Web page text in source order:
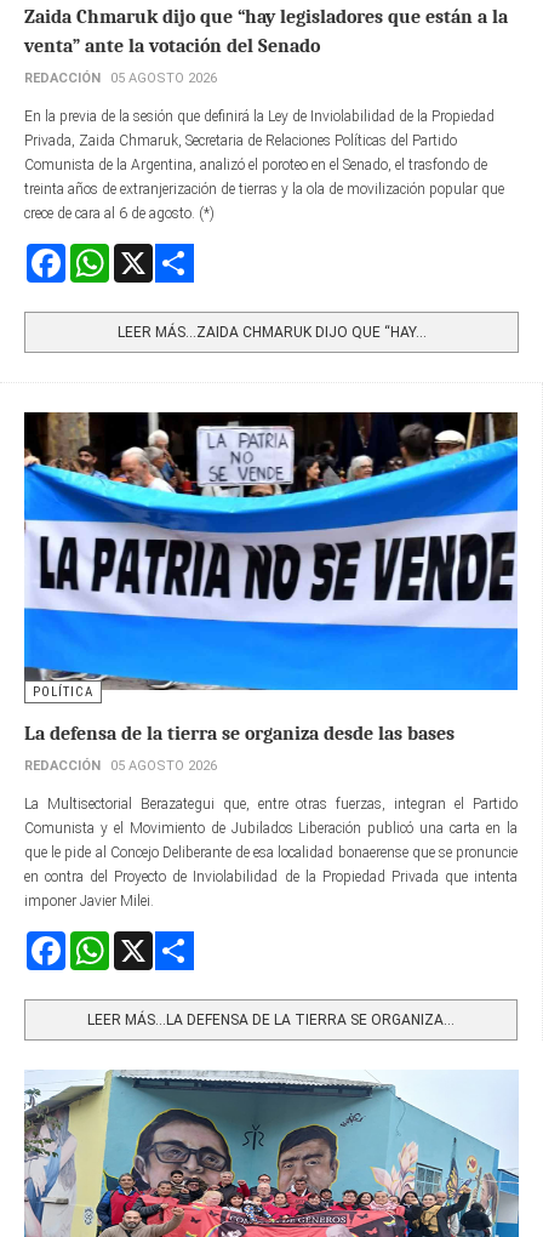
Zaida Chmaruk dijo que “hay legisladores que están a la
venta” ante la votación del Senado
REDACCIÓN 05 AGOSTO 2026
En la previa de la sesión que definirá la Ley de Inviolabilidad de la Propiedad
Privada, Zaida Chmaruk, Secretaria de Relaciones Políticas del Partido
Comunista de la Argentina, analizó el poroteo en el Senado, el trasfondo de
treinta años de extranjerización de tierras y la ola de movilización popular que
crece de cara al 6 de agosto. (*)
FacebookWhatsApp
LEER MÁS…ZAIDA CHMARUK DIJO QUE “HAY...
POLÍTICA
La defensa de la tierra se organiza desde las bases
REDACCIÓN 05 AGOSTO 2026
La Multisectorial Berazategui que, entre otras fuerzas, integran el Partido
Comunista y el Movimiento de Jubilados Liberación publicó una carta en la
que le pide al Concejo Deliberante de esa localidad bonaerense que se pronuncie
en contra del Proyecto de Inviolabilidad de la Propiedad Privada que intenta
imponer Javier Milei.
FacebookWhatsApp
LEER MÁS…LA DEFENSA DE LA TIERRA SE ORGANIZA...